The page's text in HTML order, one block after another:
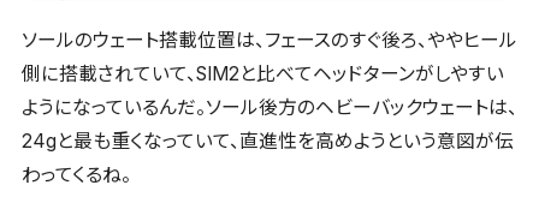
ソールのウェート搭載位置は、フェースのすぐ後ろ、ややヒール
側に搭載されていて、SIM2と比べてヘッドターンがしやすい
ようになっているんだ。ソール後方のヘビーバックウェートは、
24gと最も重くなっていて、直進性を高めようという意図が伝
わってくるね。